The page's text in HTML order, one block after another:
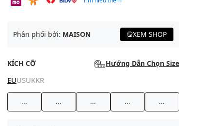
Phân phối bởi: MAISON XEM SHOP
KÍCH CỠ Hướng Dẫn Chọn Size
EUUSUKKR
... ... ... ... ...